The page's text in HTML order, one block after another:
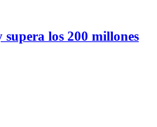
los 200 millones